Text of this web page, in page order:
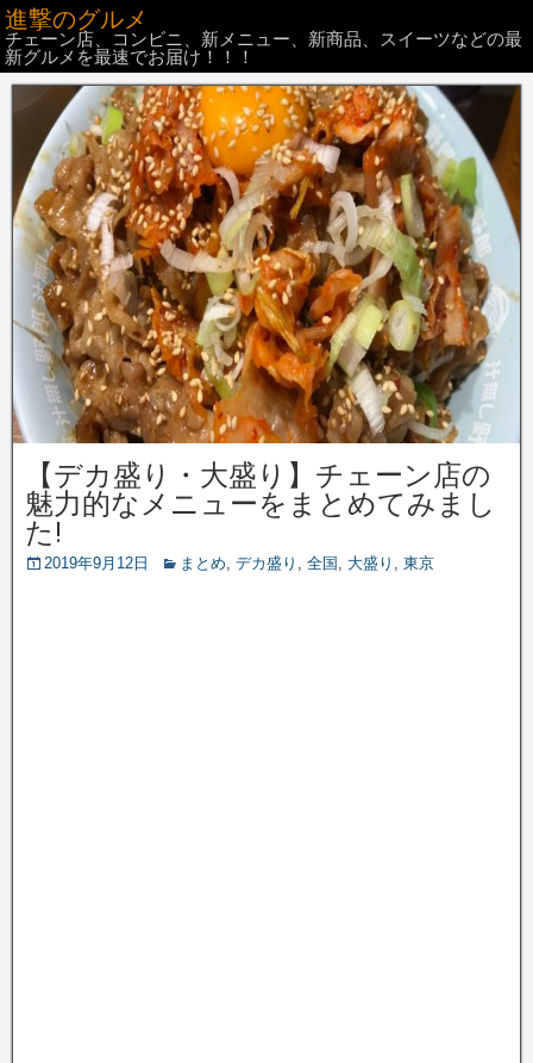
進撃のグルメ
チェーン店、コンビニ、新メニュー、新商品、スイーツなどの最
新グルメを最速でお届け！！！
【デカ盛り・大盛り】チェーン店の
魅力的なメニューをまとめてみまし
た!
2019年9月12日 まとめ, デカ盛り , 全国 , 大盛り , 東京